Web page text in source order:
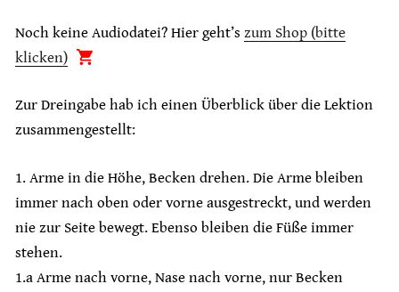
Noch keine Audiodatei? Hier geht’s zum Shop (bitte
klicken)
Zur Dreingabe hab ich einen Überblick über die Lektion
zusammengestellt:
1. Arme in die Höhe, Becken drehen. Die Arme bleiben
immer nach oben oder vorne ausgestreckt, und werden
nie zur Seite bewegt. Ebenso bleiben die Füße immer
stehen.
1.a Arme nach vorne, Nase nach vorne, nur Becken